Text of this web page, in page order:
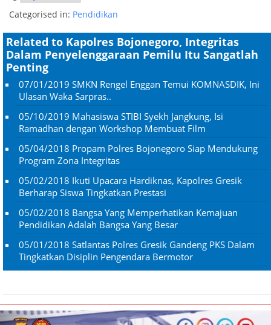
Categorised in: Pendidikan
Related to Kapolres Bojonegoro, Integritas
Dalam Penyelenggaraan Pemilu Itu Sangatlah
Penting
07/01/2019 SMKN Rengel Enggan Temui KOMNASDIK, Ini
Ulasan Waka Sarpras..
05/10/2019 Mahasiswa STIBI Syekh Jangkung, Isi
Ramadhan dengan Workshop Membuat Film
05/04/2018 Propam Polres Bojonegoro Siap Mendukung
Program Zona Integritas
05/02/2018 Ikuti Upacara Hardiknas, Kapolres Gresik
Berharap Siswa Tingkatkan Prestasi
05/02/2018 Bangsa Yang Memperhatikan Kemajuan
Pendidikan Adalah Bangsa Yang Besar
05/01/2018 Satlantas Polres Gresik Gandeng PKS Dalam
Tingkatkan Disiplin Pengendara Bermotor